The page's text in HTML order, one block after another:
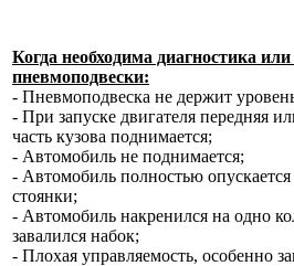
Когда необходима диагностика
пневмоподвески:
- Пневмоподвеска не держит
- При запуске двигателя передняя
часть кузова поднимается;
- Автомобиль не поднимается;
- Автомобиль полностью опускается
стоянки;
- Автомобиль накренился на одно
завалился набок;
- Плохая управляемость, особенно